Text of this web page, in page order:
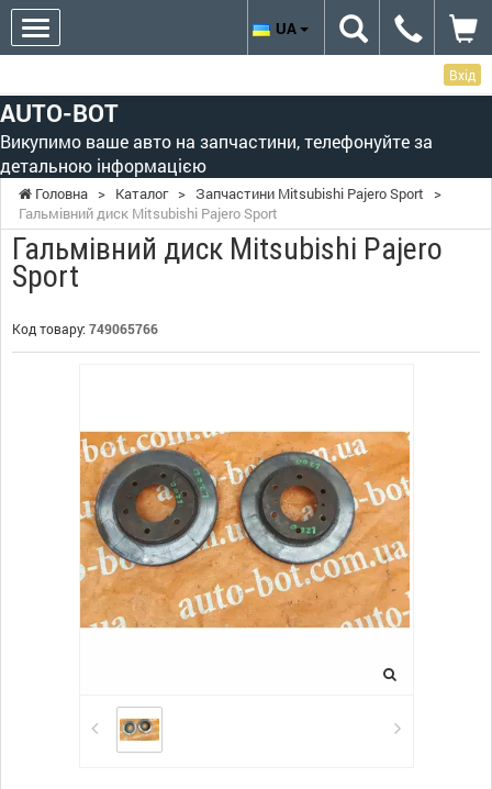
Вхід
AUTO-BOT
Викупимо ваше авто на запчастини, телефонуйте за
детальною інформацією
UA
Головна > Каталог > Запчастини Mitsubishi Pajero Sport
>
Гальмівний диск Mitsubishi Pajero Sport
Гальмівний диск Mitsubishi Pajero
Sport
Код товару: 749065766